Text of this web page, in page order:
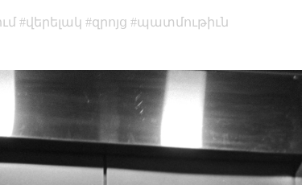
վերելակ զրոյց
պատմութիւն